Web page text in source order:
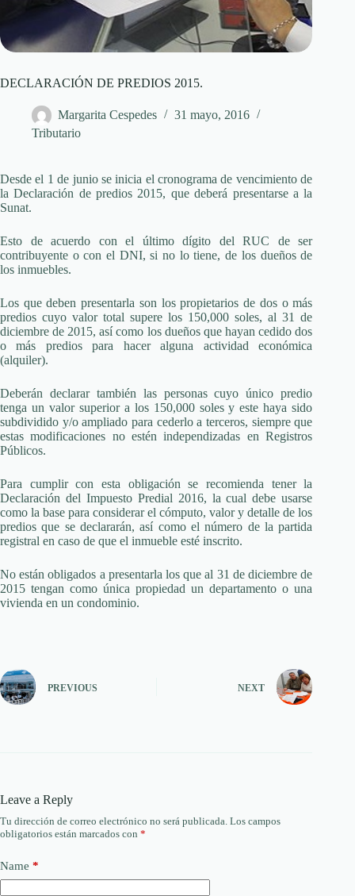
DECLARACIÓN DE PREDIOS 2015.
Margarita Cespedes
31 mayo, 2016
Tributario
Desde el 1 de junio se inicia el cronograma de vencimiento de
la Declaración de predios 2015, que deberá presentarse a la
Sunat.
Esto de acuerdo con el último dígito del RUC de ser
contribuyente o con el DNI, si no lo tiene, de los dueños de
los inmuebles.
Los que deben presentarla son los propietarios de dos o más
predios cuyo valor total supere los 150,000 soles, al 31 de
diciembre de 2015, así como los dueños que hayan cedido dos
o más predios para hacer alguna actividad económica
(alquiler).
Deberán declarar también las personas cuyo único predio
tenga un valor superior a los 150,000 soles y este haya sido
subdividido y/o ampliado para cederlo a terceros, siempre que
estas modificaciones no estén independizadas en Registros
Públicos.
Para cumplir con esta obligación se recomienda tener la
Declaración del Impuesto Predial 2016, la cual debe usarse
como la base para considerar el cómputo, valor y detalle de los
predios que se declararán, así como el número de la partida
registral en caso de que el inmueble esté inscrito.
No están obligados a presentarla los que al 31 de diciembre de
2015 tengan como única propiedad un departamento o una
vivienda en un condominio.
PREVIOUS NEXT
Leave a Reply
Tu dirección de correo electrónico no será publicada. Los campos
obligatorios están marcados con *
Name *